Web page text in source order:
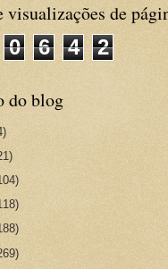
visualizações de
0 6 4 2
do blog